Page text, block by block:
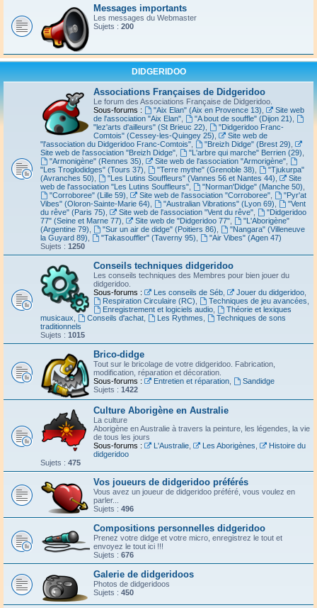
Messages importants
Les messages du Webmaster
Sujets : 200
DIDGERIDOO
Associations Françaises de Didgeridoo
Le forum des Associations Française de Didgeridoo.
Sous-forums :
"Aix Elan" (Aix en Provence 13)
Site web
de l'association "Aix Elan"
"A bout de souffle" (Dijon 21)
"lez'arts d'ailleurs" (St Brieuc 22)
"Didgeridoo Franc-
Comtois" (Cessey-les-Quingey 25)
Site web de
"l'association du Didgeridoo Franc-Comtois"
"Breizh Didge" (Brest 29)
Site web de l'association "Breizh Didge"
"L'arbre qui marche" Berrien (29)
"Armonigène" (Rennes 35)
Site web de l'association "Armorigène",
"Les Troglodidges" (Tours 37)
"Terre mythe" (Grenoble 38)
"Tjukurpa"
(Avranches 50)
"Les Lutins Souffleurs" (Vannes 56 et Nantes 44)
Site
web de l'association "Les Lutins Souffleurs"
"Norman'Didge" (Manche 50)
"Corroboree" (Lille 59)
Site web de l'association "Corroboree",
"Pyr'at
Vibes" (Oloron-Sainte-Marie 64)
"Australian Vibrations" (Lyon 69)
"Vent
du rêve" (Paris 75)
Site web de l'association "Vent du rêve",
"Didgeridoo
77" (Seine et Marne 77)
Site web de "Didgeridoo 77",
"L'Aborigène"
(Argentine 79)
"Sur un air de didge" (Poitiers 86)
"Nangara" (Villeneuve
la Guyard 89)
"Takasouffler" (Taverny 95)
"Air Vibes" (Agen 47)
Sujets : 1250
Conseils techniques didgeridoo
Les conseils techniques des Membres pour bien jouer du
didgeridoo.
Sous-forums :
Les conseils de Séb, Jouer du didgeridoo,
Respiration Circulaire (RC)
Techniques de jeu avancées
Enregistrement et logiciels audio,
Théorie et lexiques
musicaux
Conseils d'achat, Les Rythmes
Techniques de sons
traditionnels
Sujets : 1015
Brico-didge
Tout sur le bricolage de votre didgeridoo. Fabrication,
modification, réparation et décoration.
Sous-forums :
Entretien et réparation,
Sandidge
Sujets : 1422
Culture Aborigène en Australie
La culture
Aborigène en Australie à travers la peinture, les légendes, la vie
de tous les jours
Sous-forums :
L'Australie, Les Aborigènes
Histoire du
didgeridoo
Sujets : 475
Vos joueurs de didgeridoo préférés
Vous avez un joueur de didgeridoo préféré, vous voulez en
parler...
Sujets : 496
Compositions personnelles didgeridoo
Prenez votre didge et votre micro, enregistrez le tout et
envoyez le tout ici !!!
Sujets : 676
Galerie de didgeridoos
Photos de didgeridoos
Sujets : 450